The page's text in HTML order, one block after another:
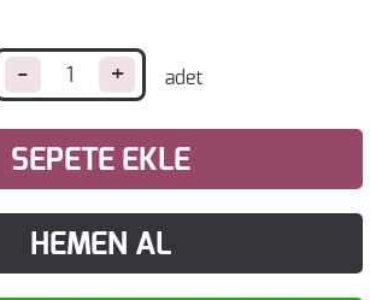
- +
SEPETE EKLE
HEMEN AL